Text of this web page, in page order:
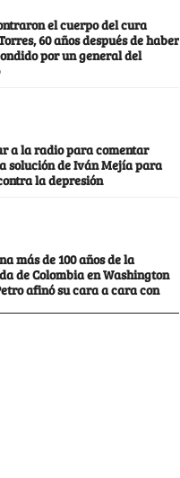
el cuerpo del cura
60 años después de haber
por un general del
a la radio para comentar
solución de Iván Mejía para
la depresión
más de 100 años de la
de Colombia en Washington
afinó su cara a cara con